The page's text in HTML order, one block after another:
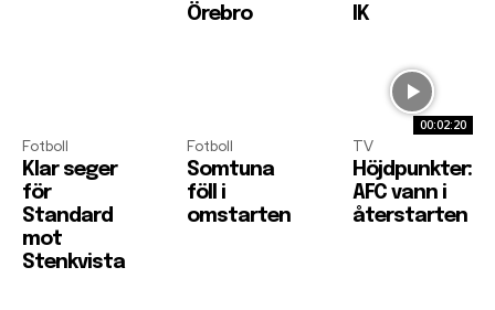
Örebro
IK
Fotboll
Klar seger
för
Standard
mot
Stenkvista
Fotboll
Somtuna
föll i
omstarten
00:02:20
TV
Höjdpunkter:
AFC vann i
återstarten